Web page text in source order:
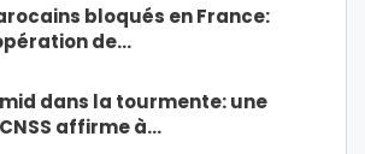
bloqués en France:
de…
dans la tourmente: une
affirme à…